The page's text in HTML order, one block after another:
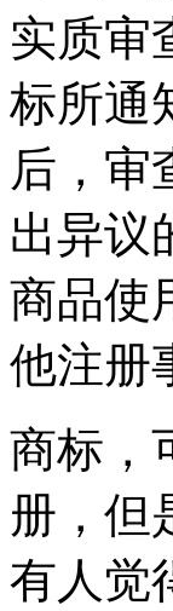
实质审
标所通
后，审
出异议
商品使
他注册
商标，
册，但
有人觉